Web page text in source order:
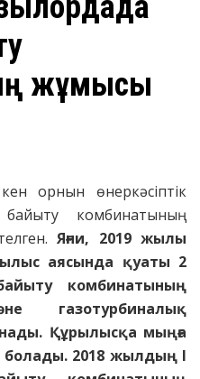
жұмысы
орнын өнеркәсіптік
комбинатының
Яғни, 2019 жылы
аясында қуаты 2
комбинатының
газотурбиналық
Құрылысқа мыңға
2018 жылдың І